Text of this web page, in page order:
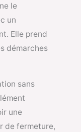
le
un
Elle prend
démarches
sans
une
de fermeture,